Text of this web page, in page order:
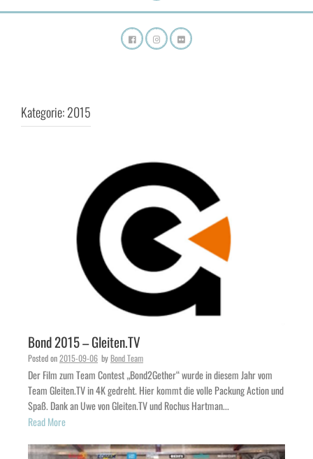
Kategorie:2015
Bond 2015 – Gleiten.TV
Posted on2015-09-06 byBond Team
Der Film zum Team Contest „Bond2Gether“ wurde in diesem Jahr vom
Team Gleiten.TV in 4K gedreht. Hier kommt die volle Packung Action und
Spaß. Dank an Uwe von Gleiten.TV und Rochus Hartman...
Read More